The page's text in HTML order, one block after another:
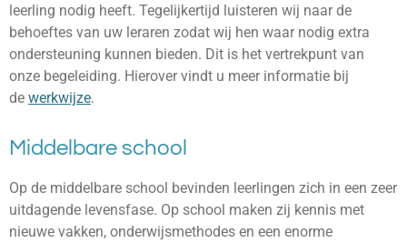
leerling nodig heeft. Tegelijkertijd luisteren wij naar de
behoeftes van uw leraren zodat wij hen waar nodig extra
ondersteuning kunnen bieden. Dit is het vertrekpunt van
onze begeleiding. Hierover vindt u meer informatie bij
de werkwijze.
Middelbare school
Op de middelbare school bevinden leerlingen zich in een zeer
uitdagende levensfase. Op school maken zij kennis met
nieuwe vakken, onderwijsmethodes en een enorme